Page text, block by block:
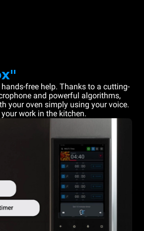
hands-free help. Thanks to a cutting-
and powerful algorithms,
your oven simply using your voice.
work in the kitchen.